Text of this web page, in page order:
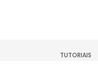
TUTORIAIS